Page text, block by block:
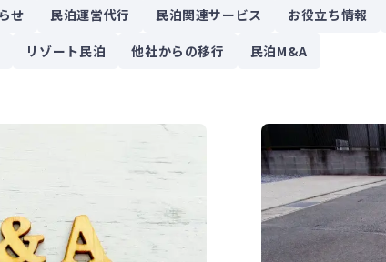
せ 民泊運営代行 民泊関連サービス お役立ち情報
リゾート民泊 他社からの移行 民泊M&A